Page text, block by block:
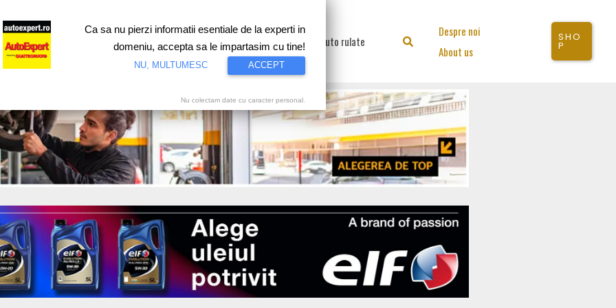
Test drive Motorsport Proiecte speciale Video Auto rulate Search
Despre noi
About us
SHO
P
Ca sa nu pierzi informatii esentiale de la experti in
domeniu, accepta sa le impartasim cu tine!
NU, MULTUMESC ACCEPT
Nu colectam date cu caracter personal.